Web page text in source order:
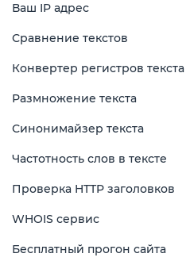
Ваш IP адрес
Сравнение текстов
Конвертер регистров текста
Размножение текста
Синонимайзер текста
Частотность слов в тексте
Проверка HTTP заголовков
WHOIS сервис
Бесплатный прогон сайта